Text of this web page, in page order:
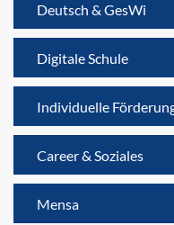
Deutsch & GesWi
Digitale Schule
Individuelle
Career & Soziales
Mensa